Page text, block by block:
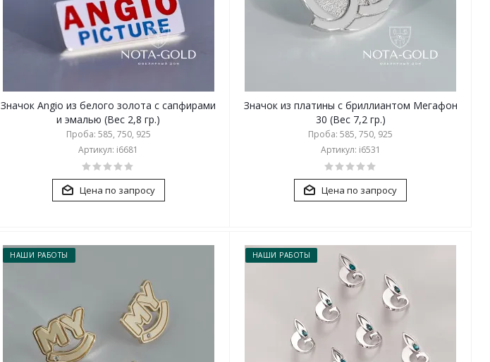
Значок Angio из белого золота с сапфирами
и эмалью (Вес 2,8 гр.)
Проба: 585, 750, 925
Артикул: i6681
Цена по запросу
Значок из платины с бриллиантом Мегафон
30 (Вес 7,2 гр.)
Проба: 585, 750, 925
Артикул: i6531
Цена по запросу
НАШИ РАБОТЫ НАШИ РАБОТЫ